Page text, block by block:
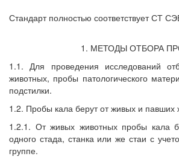
Стандарт полностью соответствует СТ
1. МЕТОДЫ ОТБОРА
1.1. Для проведения исследований
животных, пробы патологического
подстилки.
1.2. Пробы кала берут от живых и павших
1.2.1. От живых животных пробы кала
одного стада, станка или же стаи с
группе.